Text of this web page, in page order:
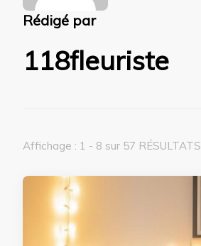
Rédigé par
118fleuriste
Affichage : 1 - 8 sur 57 RÉSULTATS